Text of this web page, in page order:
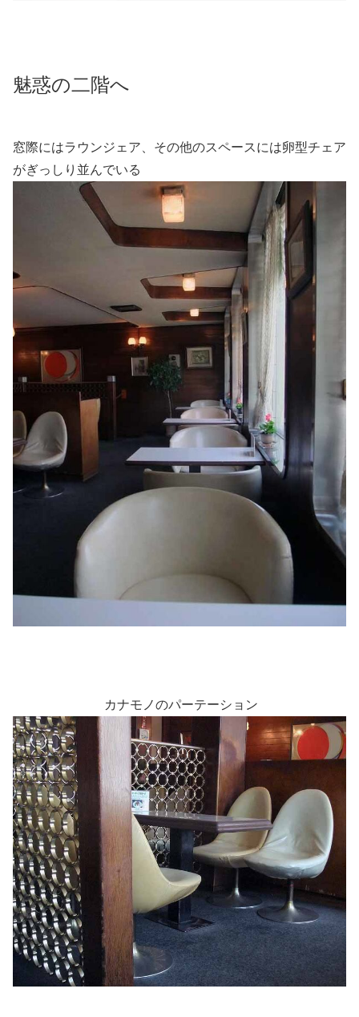
魅惑の二階へ
窓際にはラウンジェア、その他のスペースには卵型チェア
がぎっしり並んでいる
カナモノのパーテーション